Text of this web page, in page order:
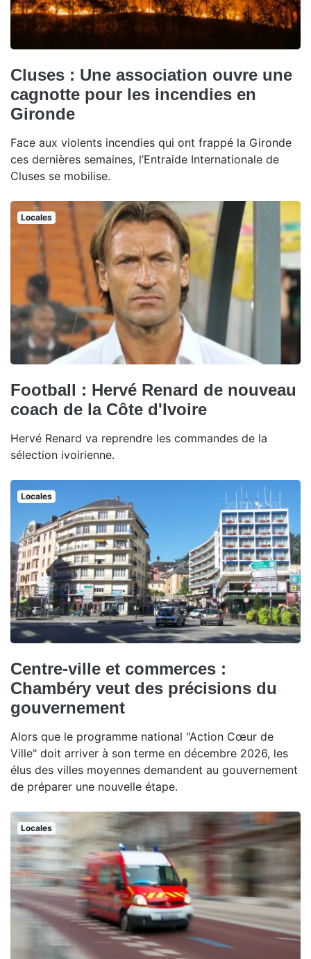
Cluses : Une association ouvre une
cagnotte pour les incendies en
Gironde
Face aux violents incendies qui ont frappé la Gironde
ces dernières semaines, l’Entraide Internationale de
Cluses se mobilise.
Locales
Football : Hervé Renard de nouveau
coach de la Côte d'Ivoire
Hervé Renard va reprendre les commandes de la
sélection ivoirienne.
Locales
Centre-ville et commerces :
Chambéry veut des précisions du
gouvernement
Alors que le programme national "Action Cœur de
Ville" doit arriver à son terme en décembre 2026, les
élus des villes moyennes demandent au gouvernement
de préparer une nouvelle étape.
Locales